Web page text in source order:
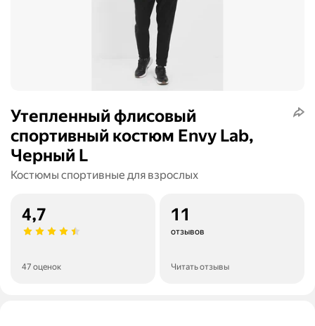
Утепленный флисовый
спортивный костюм Envy Lab,
Черный L
Костюмы спортивные для взрослых
4,7
47 оценок
11
отзывов
Читать отзывы